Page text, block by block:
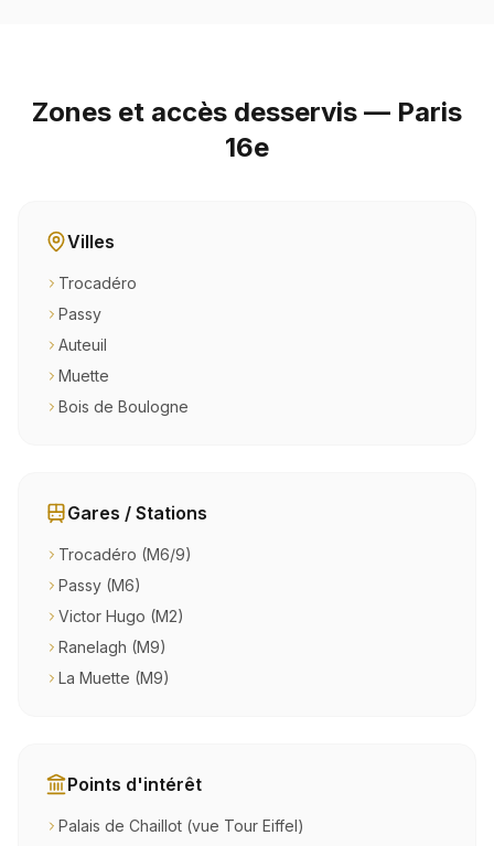
Zones et accès desservis — Paris
16e
Villes
Trocadéro
Passy
Auteuil
Muette
Bois de Boulogne
Gares / Stations
Trocadéro (M6/9)
Passy (M6)
Victor Hugo (M2)
Ranelagh (M9)
La Muette (M9)
Points d'intérêt
Palais de Chaillot (vue Tour Eiffel)